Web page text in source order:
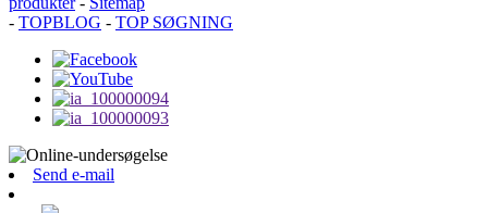
- TOPBLOG - TOP SØGNING
Send e-mail